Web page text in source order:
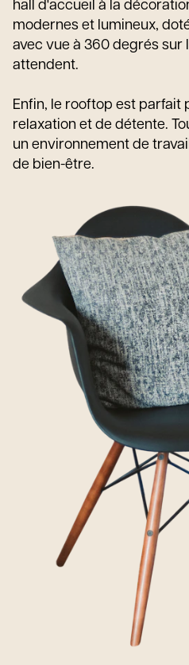
hall d'accueil à la
modernes et lumineux,
avec vue à 360 degrés sur
attendent.
Enfin, le rooftop est parfait
relaxation et de détente.
un environnement de
de bien-être.